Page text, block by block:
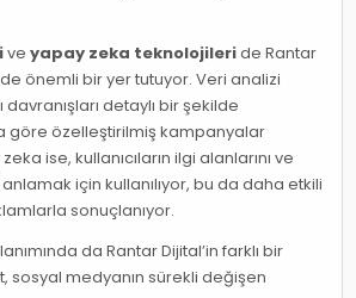
veyapay zeka teknolojileride Rantar
önemli bir yer tutuyor. Veri analizi
davranışları detaylı bir şekilde
göre özelleştirilmiş kampanyalar
ise, kullanıcıların ilgi alanlarını ve
için kullanılıyor, bu da daha etkili
sonuçlanıyor.
da Rantar Dijital’in farklı bir
sosyal medyanın sürekli değişen